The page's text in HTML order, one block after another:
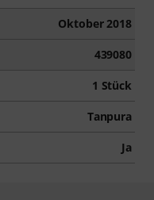
Oktober 2018
439080
1 Stück
Tanpura
Ja